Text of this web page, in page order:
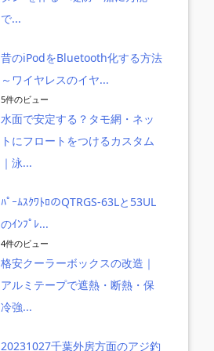
で...
昔のiPodをBluetooth化する方法
～ワイヤレスのイヤ...
5件のビュー
水面で安定する？タモ網・ネッ
トにフロートをつけるカスタム
｜泳...
ﾊﾟｰﾑｽｸﾜﾄﾛのQTRGS-63Lと53UL
のｲﾝﾌﾟﾚ...
4件のビュー
格安クーラーボックスの改造｜
アルミテープで遮熱・断熱・保
冷強...
20231027千葉外房方面のアジ釣